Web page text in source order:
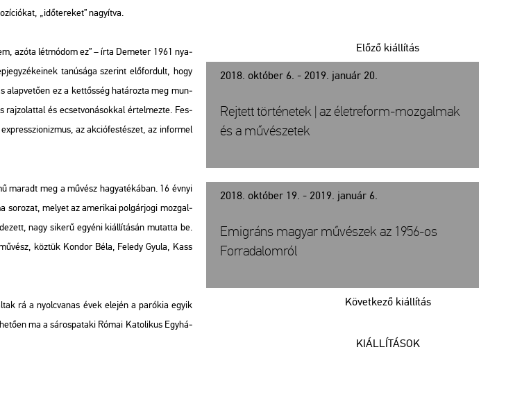
„idő­te­re­ket” na­gyít­va.
azóta lét­mó­dom ez”– írta De­me­ter 1961 nya­
ta­nú­sá­ga sze­rint elő­for­dult, hogy
alap­ve­tő­en ez a ket­tős­ség ha­tá­roz­ta meg mun­
raj­zo­lat­tal és ecset­vo­ná­sok­kal ér­tel­mez­te. Fes­
az ak­ció­fes­té­szet, az in­form­el
ma­radt meg a mű­vész ha­gya­té­ká­ban. 16 évnyi
so­ro­zat, me­lyet az ame­ri­kai pol­gár­jo­gi moz­gal­
nagy si­ke­rű egyé­ni ki­ál­lí­tá­sán mu­tat­ta be.
köz­tük Kon­dor Béla, Fe­ledy Gyula, Kass
rá a nyolc­va­nas évek ele­jén a pa­ró­kia egyik
ma a sá­ros­pa­ta­ki Római Ka­to­li­kus Egy­há­
2018. október 6. - 2019. január 20.
Előző kiállítás
Rejtett történetek | az életreform-mozgalmak
és a művészetek
2018. október 19. - 2019. január 6.
Következő kiállítás
Emigráns magyar művészek az 1956-os
Forradalomról
KIÁLLÍTÁSOK